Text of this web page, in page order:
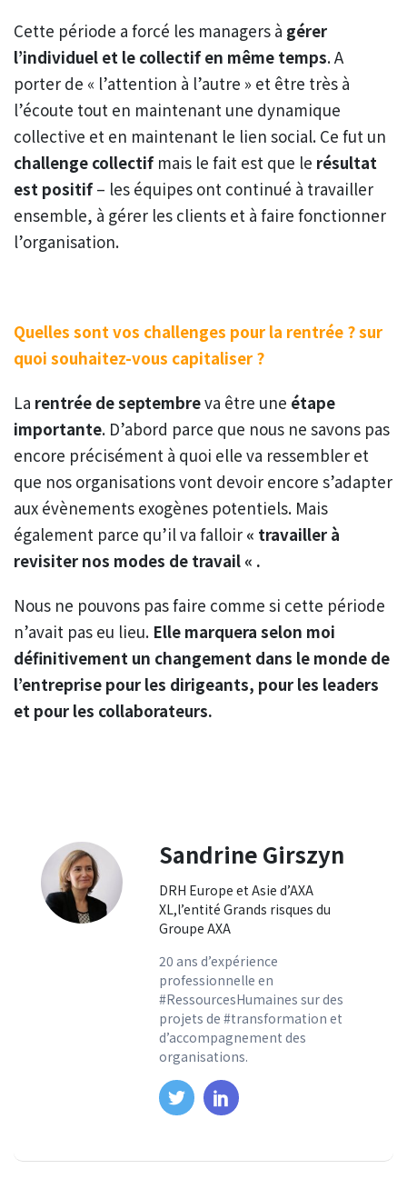
Cette période a forcé les managers à gérer
l’individuel et le collectif en même temps. A
porter de « l’attention à l’autre » et être très à
l’écoute tout en maintenant une dynamique
collective et en maintenant le lien social. Ce fut un
challenge collectifmais le fait est que le résultat
est positif– les équipes ont continué à travailler
ensemble, à gérer les clients et à faire fonctionner
l’organisation.
Quelles sont vos challenges pour la rentrée ? sur
quoi souhaitez-vous capitaliser ?
La rentrée de septembreva être une étape
importante. D’abord parce que nous ne savons pas
encore précisément à quoi elle va ressembler et
que nos organisations vont devoir encore s’adapter
aux évènements exogènes potentiels. Mais
également parce qu’il va falloir « travailler à
revisiter nos modes de travail « .
Nous ne pouvons pas faire comme si cette période
n’avait pas eu lieu. Elle marquera selon moi
définitivement un changement dans le monde de
l’entreprise pour les dirigeants, pour les leaders
et pour les collaborateurs.
Sandrine Girszyn
DRH Europe et Asie d’AXA
XL,l’entité Grands risques du
Groupe AXA
20 ans d’expérience
professionnelle en
#RessourcesHumaines sur des
projets de #transformation et
d’accompagnement des
organisations.